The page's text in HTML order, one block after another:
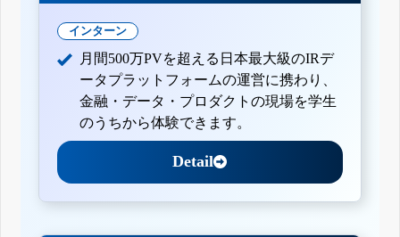
インターン
月間500万PVを超える日本最大級のIRデ
ータプラットフォームの運営に携わり、
金融・データ・プロダクトの現場を学生
のうちから体験できます。
Detail